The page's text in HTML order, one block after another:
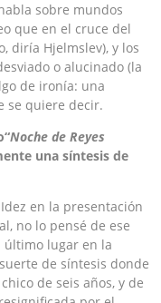
sobre mundos
que en el cruce del
diría Hjelmslev), y los
o alucinado (la
de ironía: una
se quiere decir.
“Noche de Reyes
una síntesis de
en la presentación
no lo pensé de ese
último lugar en la
de síntesis donde
de seis años, y de